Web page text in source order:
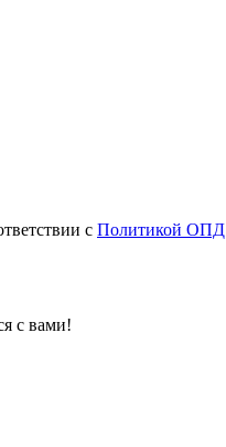
с Политикой ОПД
с вами!